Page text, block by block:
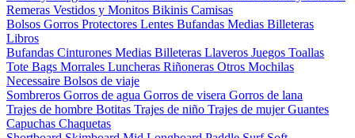
Remeras Vestidos y Monitos Bikinis Camisas
Bolsos Gorros Protectores Lentes Bufandas Medias Billeteras
Libros
Bufandas Cinturones Medias Billeteras Llaveros Juegos Toallas
Tote Bags Morrales Luncheras Riñoneras Otros Mochilas
Necessaire Bolsos de viaje
Sombreros Gorros de agua Gorros de visera Gorros de lana
Trajes de hombre Botitas Trajes de niño Trajes de mujerGuantes
Capuchas Chaquetas